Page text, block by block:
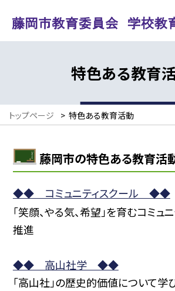
特色ある教育
トップページ > 特色ある教育活動
藤岡市の特色ある教育活
◆◆ コミュニティスクール ◆◆
「笑顔、やる気、希望」を育むコミュ
推進
◆◆ 高山社学 ◆◆
「高山社」の歴史的価値について学